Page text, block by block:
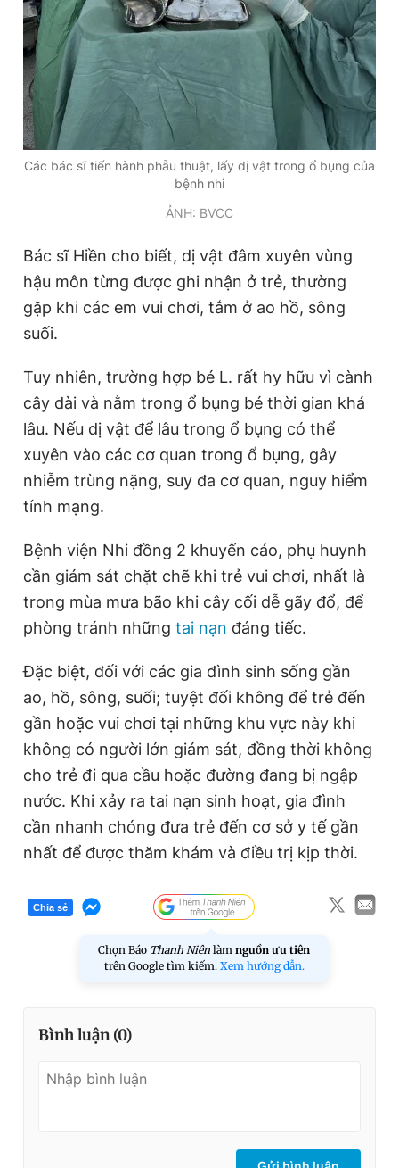
Các bác sĩ tiến hành phẫu thuật, lấy dị vật trong ổ bụng của
bệnh nhi
ẢNH: BVCC
Bác sĩ Hiền cho biết, dị vật đâm xuyên vùng
hậu môn từng được ghi nhận ở trẻ, thường
gặp khi các em vui chơi, tắm ở ao hồ, sông
suối.
Tuy nhiên, trường hợp bé L. rất hy hữu vì cành
cây dài và nằm trong ổ bụng bé thời gian khá
lâu. Nếu dị vật để lâu trong ổ bụng có thể
xuyên vào các cơ quan trong ổ bụng, gây
nhiễm trùng nặng, suy đa cơ quan, nguy hiểm
tính mạng.
Bệnh viện Nhi đồng 2 khuyến cáo, phụ huynh
cần giám sát chặt chẽ khi trẻ vui chơi, nhất là
trong mùa mưa bão khi cây cối dễ gãy đổ, để
phòng tránh những tai nạn đáng tiếc.
Đặc biệt, đối với các gia đình sinh sống gần
ao, hồ, sông, suối; tuyệt đối không để trẻ đến
gần hoặc vui chơi tại những khu vực này khi
không có người lớn giám sát, đồng thời không
cho trẻ đi qua cầu hoặc đường đang bị ngập
nước. Khi xảy ra tai nạn sinh hoạt, gia đình
cần nhanh chóng đưa trẻ đến cơ sở y tế gần
nhất để được thăm khám và điều trị kịp thời.
Chia sẻ
Chọn Báo Thanh Niên làm nguồn ưu tiên
trên Google tìm kiếm. Xem hướng dẫn.
Bình luận (0)